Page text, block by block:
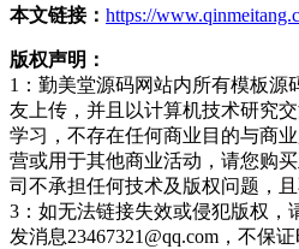
本文链接： https://
版权声明：
1：勤美堂源码网站内所有模板源
友上传，并且以计算机技术研究
学习，不存在任何商业目的与商
营或用于其他商业活动，请您购
司不承担任何技术及版权问题，
3：如无法链接失效或侵犯版权，
发消息23467321@qq.com，不保